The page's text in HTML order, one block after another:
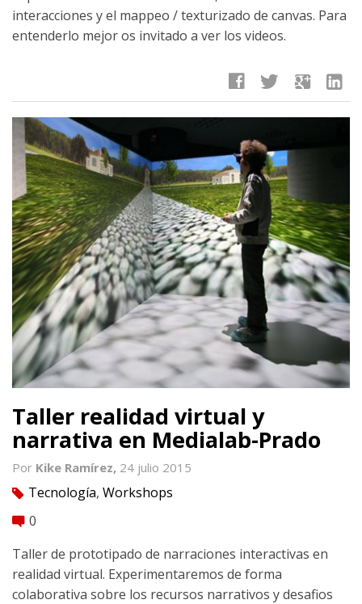
interacciones y el mappeo / texturizado de canvas. Para
entenderlo mejor os invitado a ver los videos.
facebook twitter google linkedin
Taller realidad virtual y
narrativa en Medialab-Prado
Por Kike Ramírez, 24 julio 2015
tag Tecnología, Workshops
comment 0
Taller de prototipado de narraciones interactivas en
realidad virtual. Experimentaremos de forma
colaborativa sobre los recursos narrativos y desafios